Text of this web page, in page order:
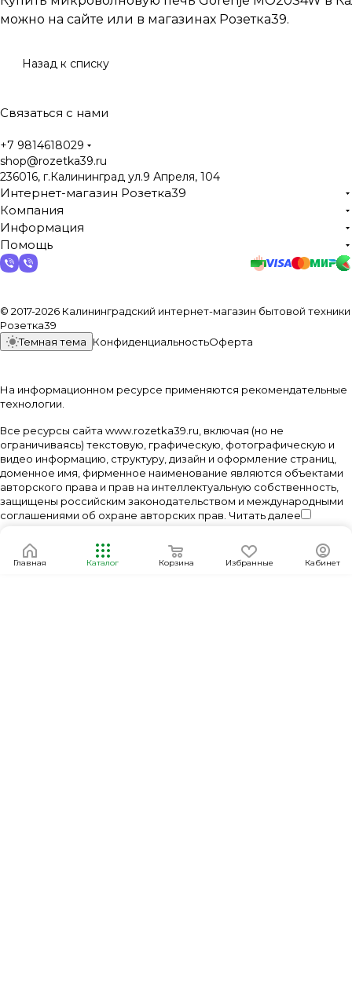
можно на сайте или в магазинах Розетка39.
Назад к списку
Связаться с нами
+7 9814618029
shop@rozetka39.ru
236016, г.Калининград ул.9 Апреля, 104
Интернет-магазин Розетка39
Компания
Информация
Помощь
© 2017-2026 Калининградский интернет-магазин бытовой техники
Розетка39
Темная тема
КонфиденциальностьОферта
На информационном ресурсе применяются рекомендательные
технологии
Все ресурсы сайта www.rozetka39.ru, включая (но не
ограничиваясь) текстовую, графическую, фотографическую и
видео информацию, структуру, дизайн и оформление страниц,
доменное имя, фирменное наименование являются объектами
авторского права и прав на интеллектуальную собственность,
защищены российским законодательством и международными
соглашениями об охране авторских прав. Читать далее
Главная Каталог Корзина Избранные Кабинет